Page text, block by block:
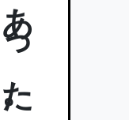
あった。